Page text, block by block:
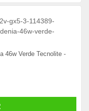
46w Verde Tecnolite -